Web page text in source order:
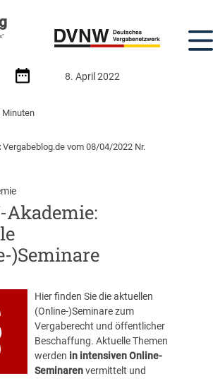
8. April 2022
Minuten
Vergabeblog.de vom 08/04/2022 Nr.
Akademie:
)Seminare
Hier finden Sie die aktuellen
(Online-)Seminare zum
Vergaberecht und öffentlicher
Beschaffung. Aktuelle Themen
werden in intensiven Online-
Seminarenvermittelt und